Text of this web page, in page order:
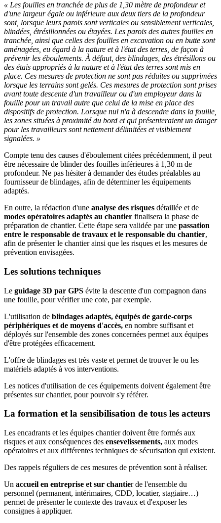
« Les fouilles en tranchée de plus de 1,30 mètre de profondeur et
d'une largeur égale ou inférieure aux deux tiers de la profondeur
sont, lorsque leurs parois sont verticales ou sensiblement verticales,
blindées, étrésillonnées ou étayées. Les parois des autres fouilles en
tranchée, ainsi que celles des fouilles en excavation ou en butte sont
aménagées, eu égard à la nature et à l'état des terres, de façon à
prévenir les éboulements. À défaut, des blindages, des étrésillons ou
des étais appropriés à la nature et à l'état des terres sont mis en
place. Ces mesures de protection ne sont pas réduites ou supprimées
lorsque les terrains sont gelés. Ces mesures de protection sont prises
avant toute descente d'un travailleur ou d'un employeur dans la
fouille pour un travail autre que celui de la mise en place des
dispositifs de protection. Lorsque nul n'a à descendre dans la fouille,
les zones situées à proximité du bord et qui présenteraient un danger
pour les travailleurs sont nettement délimitées et visiblement
signalées. »
Compte tenu des causes d'éboulement citées précédemment, il peut
être nécessaire de blinder des fouilles inférieures à 1,30 m de
profondeur. Ne pas hésiter à demander des études préalables au
fournisseur de blindages, afin de déterminer les équipements
adaptés.
En outre, la rédaction d'une analyse des risques détaillée et de
modes opératoires adaptés au chantier finalisera la phase de
préparation de chantier. Cette étape sera validée par une passation
entre le responsable de travaux et le responsable du chantier,
afin de présenter le chantier ainsi que les risques et les mesures de
prévention envisagées.
Les solutions techniques
Le guidage 3D par GPS évite la descente d'un compagnon dans
une fouille, pour vérifier une cote, par exemple.
L'utilisation de blindages adaptés, équipés de garde-corps
périphériques et de moyens d'accès, en nombre suffisant et
déployés sur l'ensemble des zones concernées permet aux équipes
d'être protégées efficacement.
L'offre de blindages est très vaste et permet de trouver le ou les
matériels adaptés à vos interventions.
Les notices d'utilisation de ces équipements doivent également être
présentes sur chantier, pour pouvoir s'y référer.
La formation et la sensibilisation de tous les acteurs
Les encadrants et les équipes chantier doivent être formés aux
risques et aux conséquences des ensevelissements, aux modes
opératoires et aux différentes techniques de sécurisation qui existent.
Des rappels réguliers de ces mesures de prévention sont à réaliser.
Un accueil en entreprise et sur chantier de l'ensemble du
personnel (permanent, intérimaires, CDD, locatier, stagiaire…)
permet de présenter le contexte des travaux et d'exposer les
consignes à appliquer.